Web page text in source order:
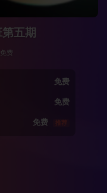
五期
免费
免费
免费
免费 推荐